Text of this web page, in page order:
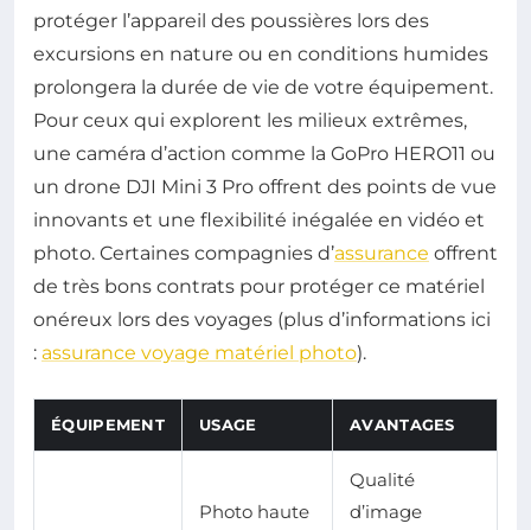
protéger l’appareil des poussières lors des
excursions en nature ou en conditions humides
prolongera la durée de vie de votre équipement.
Pour ceux qui explorent les milieux extrêmes,
une caméra d’action comme la GoPro HERO11 ou
un drone DJI Mini 3 Pro offrent des points de vue
innovants et une flexibilité inégalée en vidéo et
photo. Certaines compagnies d’assurance offrent
de très bons contrats pour protéger ce matériel
onéreux lors des voyages (plus d’informations ici
: assurance voyage matériel photo).
ÉQUIPEMENT USAGE AVANTAGES
Photo haute
Qualité
d’image